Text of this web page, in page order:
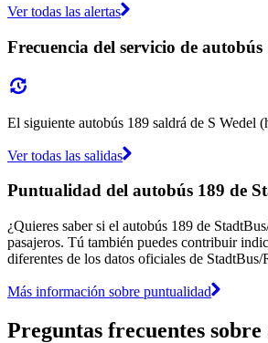
Ver todas las alertas
Frecuencia del servicio de
El siguiente autobús 189 saldrá de S Wedel
Ver todas las salidas
Puntualidad del autobús 189 de
¿Quieres saber si el autobús 189 de
pasajeros. Tú también puedes contribuir
diferentes de los datos oficiales de
Más información sobre puntualidad
Preguntas frecuentes